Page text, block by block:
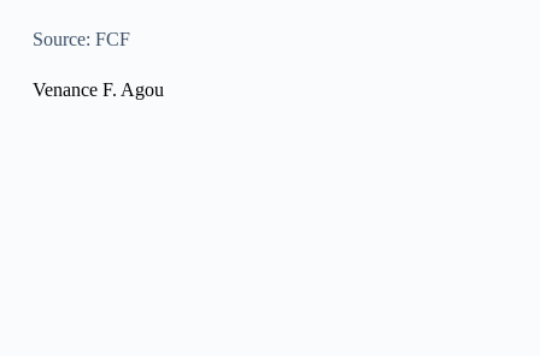
Source: FCF
Venance F. Agou